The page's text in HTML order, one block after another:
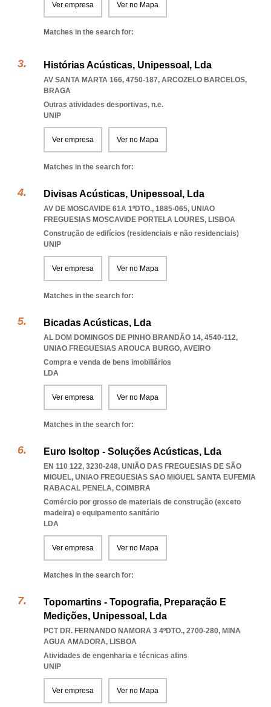
Ver empresa Ver no Mapa
Matches in the search for:
Histórias Acústicas, Unipessoal, Lda
AV SANTA MARTA 166, 4750-187, ARCOZELO BARCELOS,
BRAGA
Outras atividades desportivas, n.e.
UNIP
Ver empresa Ver no Mapa
Matches in the search for:
Divisas Acústicas, Unipessoal, Lda
AV DE MOSCAVIDE 61A 1ºDTO., 1885-065, UNIAO
FREGUESIAS MOSCAVIDE PORTELA LOURES, LISBOA
Construção de edifícios (residenciais e não residenciais)
UNIP
Ver empresa Ver no Mapa
Matches in the search for:
Bicadas Acústicas, Lda
AL DOM DOMINGOS DE PINHO BRANDÃO 14, 4540-112,
UNIAO FREGUESIAS AROUCA BURGO, AVEIRO
Compra e venda de bens imobiliários
LDA
Ver empresa Ver no Mapa
Matches in the search for:
Euro Isoltop - Soluções Acústicas, Lda
EN 110 122, 3230-248, UNIÃO DAS FREGUESIAS DE SÃO
MIGUEL, UNIAO FREGUESIAS SAO MIGUEL SANTA EUFEMIA
RABACAL PENELA, COIMBRA
Comércio por grosso de materiais de construção (exceto
madeira) e equipamento sanitário
LDA
Ver empresa Ver no Mapa
Matches in the search for:
Topomartins - Topografia, Preparação E
Medições, Unipessoal, Lda
PCT DR. FERNANDO NAMORA 3 4ºDTO., 2700-280, MINA
AGUA AMADORA, LISBOA
Atividades de engenharia e técnicas afins
UNIP
Ver empresa Ver no Mapa